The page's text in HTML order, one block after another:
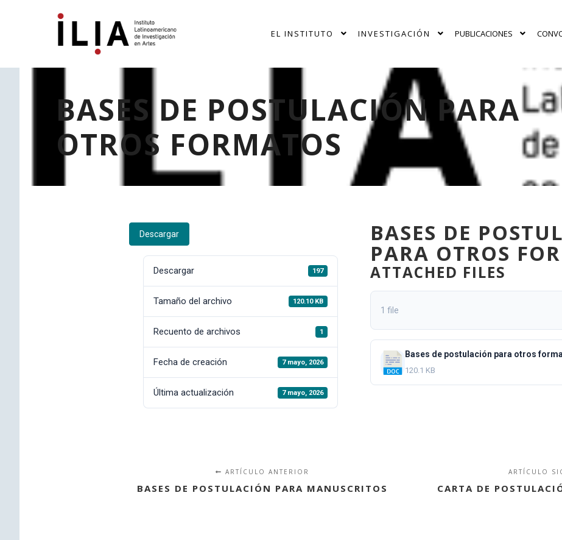
EL INSTITUTO INVESTIGACIÓN PUBLICACIONES
BASES DE POSTULACIÓN PARA
OTROS FORMATOS
Descargar
Descargar 197
Tamaño del archivo 120.10 KB
Recuento de archivos 1
Fecha de creación 7 mayo, 2026
Última actualización 7 mayo, 2026
BASES DE
PARA OTROS
ATTACHED FILES
1 file
Bases de postulación para otros
120.1 KB
ARTÍCULO ANTERIOR
BASES DE POSTULACIÓN PARA MANUSCRITOS
ARTÍCULO
CARTA DE